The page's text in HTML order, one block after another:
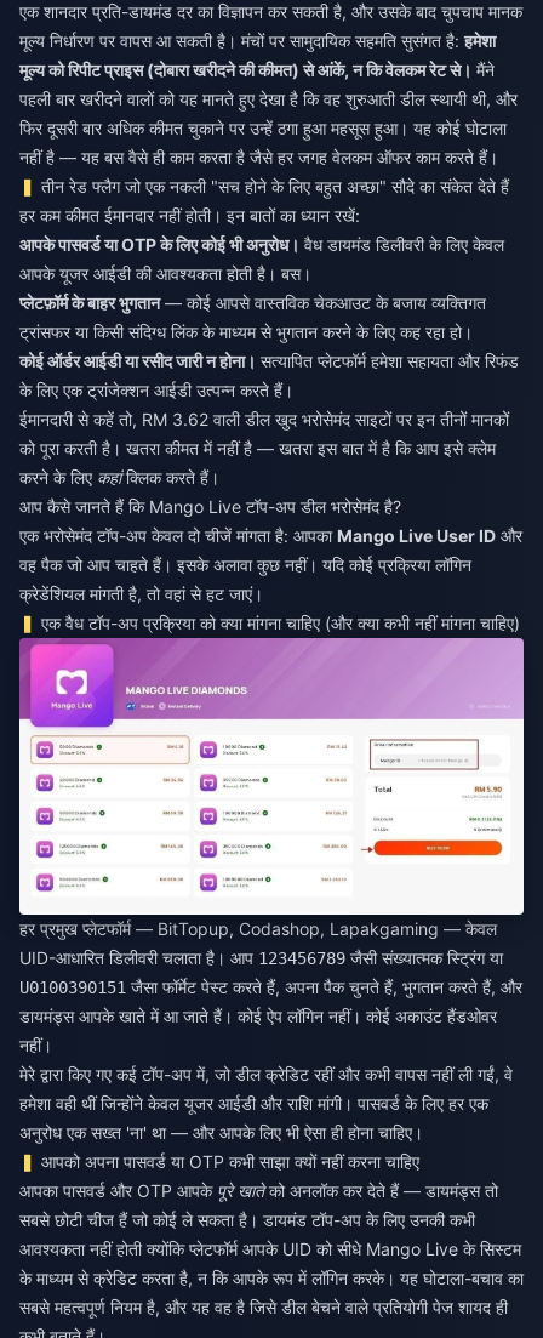
एक शानदार प्रति-डायमंड दर का विज्ञापन कर सकती है, और उसके बाद चुपचाप मानक
मूल्य निर्धारण पर वापस आ सकती है। मंचों पर सामुदायिक सहमति सुसंगत है:हमेशा
मूल्य को रिपीट प्राइस (दोबारा खरीदने की कीमत) से आंकें, न कि वेलकम रेट से। मैंने
पहली बार खरीदने वालों को यह मानते हुए देखा है कि वह शुरुआती डील स्थायी थी, और
फिर दूसरी बार अधिक कीमत चुकाने पर उन्हें ठगा हुआ महसूस हुआ। यह कोई घोटाला
नहीं है — यह बस वैसे ही काम करता है जैसे हर जगह वेलकम ऑफर काम करते हैं।
तीन रेड फ्लैग जो एक नकली "सच होने के लिए बहुत अच्छा" सौदे का संकेत देते हैं
हर कम कीमत ईमानदार नहीं होती। इन बातों का ध्यान रखें:
आपके पासवर्ड या OTP के लिए कोई भी अनुरोध। वैध डायमंड डिलीवरी के लिए केवल
आपके यूजर आईडी की आवश्यकता होती है। बस।
प्लेटफ़ॉर्म के बाहर भुगतान— कोई आपसे वास्तविक चेकआउट के बजाय व्यक्तिगत
ट्रांसफर या किसी संदिग्ध लिंक के माध्यम से भुगतान करने के लिए कह रहा हो।
कोई ऑर्डर आईडी या रसीद जारी न होना। सत्यापित प्लेटफॉर्म हमेशा सहायता और रिफंड
के लिए एक ट्रांजेक्शन आईडी उत्पन्न करते हैं।
ईमानदारी से कहें तो, RM 3.62 वाली डील खुद भरोसेमंद साइटों पर इन तीनों मानकों
को पूरा करती है। खतरा कीमत में नहीं है — खतरा इस बात में है कि आप इसे क्लेम
करने के लिए कहांक्लिक करते हैं।
आप कैसे जानते हैं कि Mango Live टॉप-अप डील भरोसेमंद है?
एक भरोसेमंद टॉप-अप केवल दो चीजें मांगता है: आपकाMango Live User ID और
वह पैक जो आप चाहते हैं। इसके अलावा कुछ नहीं। यदि कोई प्रक्रिया लॉगिन
क्रेडेंशियल मांगती है, तो वहां से हट जाएं।
एक वैध टॉप-अप प्रक्रिया को क्या मांगना चाहिए (और क्या कभी नहीं मांगना चाहिए)
हर प्रमुख प्लेटफॉर्म — BitTopup, Codashop, Lapakgaming — केवल
UID-आधारित डिलीवरी चलाता है। आप 123456789 जैसी संख्यात्मक स्ट्रिंग या
U0100390151 जैसा फॉर्मेट पेस्ट करते हैं, अपना पैक चुनते हैं, भुगतान करते हैं, और
डायमंड्स आपके खाते में आ जाते हैं। कोई ऐप लॉगिन नहीं। कोई अकाउंट हैंडओवर
नहीं।
मेरे द्वारा किए गए कई टॉप-अप में, जो डील क्रेडिट रहीं और कभी वापस नहीं ली गईं, वे
हमेशा वही थीं जिन्होंने केवल यूजर आईडी और राशि मांगी। पासवर्ड के लिए हर एक
अनुरोध एक सख्त 'ना' था — और आपके लिए भी ऐसा ही होना चाहिए।
आपको अपना पासवर्ड या OTP कभी साझा क्यों नहीं करना चाहिए
आपका पासवर्ड और OTP आपके पूरे खातेको अनलॉक कर देते हैं — डायमंड्स तो
सबसे छोटी चीज हैं जो कोई ले सकता है। डायमंड टॉप-अप के लिए उनकी कभी
आवश्यकता नहीं होती क्योंकि प्लेटफॉर्म आपके UID को सीधे Mango Live के सिस्टम
के माध्यम से क्रेडिट करता है, न कि आपके रूप में लॉगिन करके। यह घोटाला-बचाव का
सबसे महत्वपूर्ण नियम है, और यह वह है जिसे डील बेचने वाले प्रतियोगी पेज शायद ही